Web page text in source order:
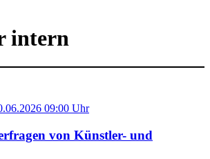
intern
09:00 Uhr
von Künstler- und